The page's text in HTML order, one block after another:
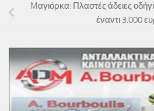
Mαγιόρκα: Πλαστές άδειες
έναντι 3.000